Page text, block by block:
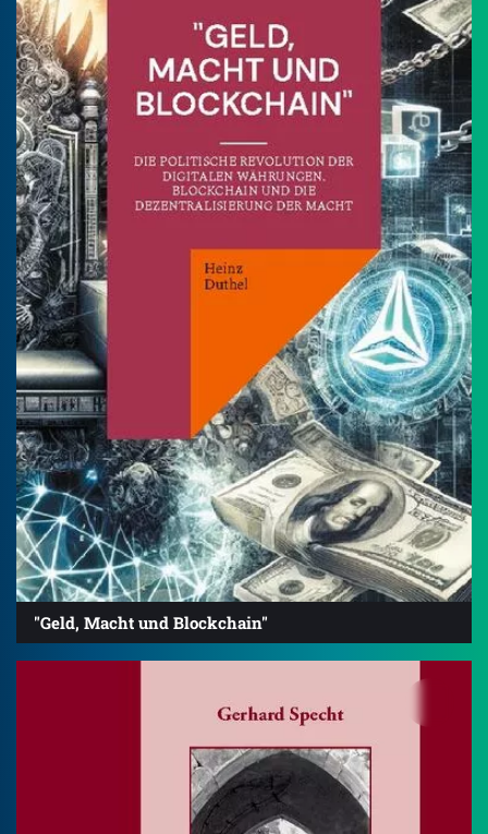
"Geld, Macht und Blockchain"